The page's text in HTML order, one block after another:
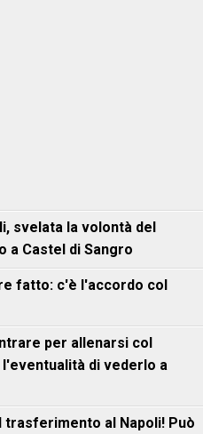
svelata la volontà del
a Castel di Sangro
fatto: c'è l'accordo col
per allenarsi col
l'eventualità di vederlo a
trasferimento al Napoli! Può